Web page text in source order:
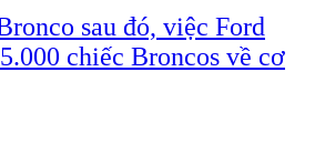
sau đó, việc Ford
chiếc Broncos về cơ